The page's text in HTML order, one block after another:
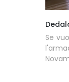
Se